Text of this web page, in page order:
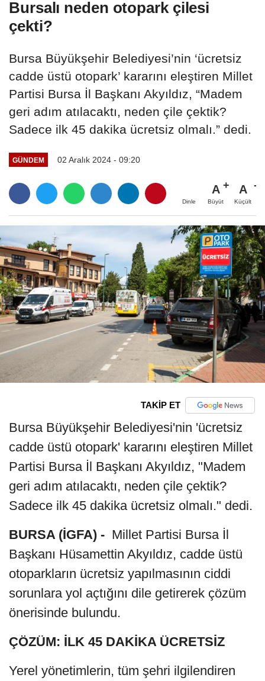
Bursalı neden otopark çilesi
çekti?
Bursa Büyükşehir Belediyesi’nin ‘ücretsiz
cadde üstü otopark’ kararını eleştiren Millet
Partisi Bursa İl Başkanı Akyıldız, “Madem
geri adım atılacaktı, neden çile çektik?
Sadece ilk 45 dakika ücretsiz olmalı.” dedi.
GÜNDEM 02 Aralık 2024 - 09:20
Dinle
A
Büyüt
A
Küçült
TAKİP ET
Bursa Büyükşehir Belediyesi'nin 'ücretsiz
cadde üstü otopark' kararını eleştiren Millet
Partisi Bursa İl Başkanı Akyıldız, "Madem
geri adım atılacaktı, neden çile çektik?
Sadece ilk 45 dakika ücretsiz olmalı." dedi.
BURSA (İGFA) - Millet Partisi Bursa İl
Başkanı Hüsamettin Akyıldız, cadde üstü
otoparkların ücretsiz yapılmasının ciddi
sorunlara yol açtığını dile getirerek çözüm
önerisinde bulundu.
ÇÖZÜM: İLK 45 DAKİKA ÜCRETSİZ
Yerel yönetimlerin, tüm şehri ilgilendiren